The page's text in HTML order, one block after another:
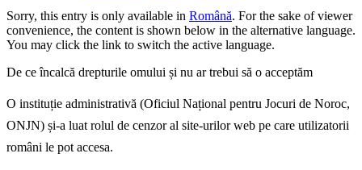
Sorry, this entry is only available in Română. For the sake of viewer
convenience, the content is shown below in the alternative language.
You may click the link to switch the active language.
De ce încalcă drepturile omului și nu ar trebui să o acceptăm
O instituție administrativă (Oficiul Național pentru Jocuri de Noroc,
ONJN) și-a luat rolul de cenzor al site-urilor web pe care utilizatorii
români le pot accesa.